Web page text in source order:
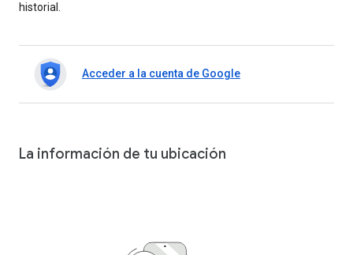
historial.
Acceder a la cuenta de Google
La información de tu ubicación